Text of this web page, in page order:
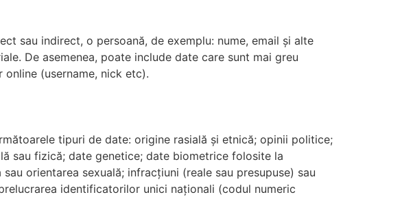
sau indirect, o persoană, de exemplu: nume, email și alte
De asemenea, poate include date care sunt mai greu
(username, nick etc).
tipuri de date: origine rasială și etnică; opinii politice;
sau fizică; date genetice; date biometrice folosite la
orientarea sexuală; infracțiuni (reale sau presupuse) sau
identificatorilor unici naționali (codul numeric